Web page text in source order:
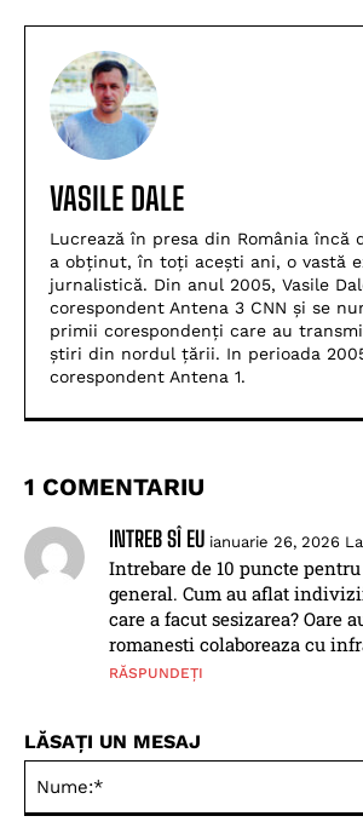
VASILE DALE
Lucrează în presa din România încă
a obținut, în toți acești ani, o vastă
jurnalistică. Din anul 2005, Vasile
corespondent Antena 3 CNN și se
primii corespondenți care au
știri din nordul țării. In perioada
corespondent Antena 1.
1 COMENTARIU
INTREB SÎ EU ianuarie 26, 2026
Intrebare de 10 puncte
general. Cum au aflat
care a facut sesizarea? Oare
romanesti colaboreaza cu
RĂSPUNDEȚI
LĂSAȚI UN MESAJ